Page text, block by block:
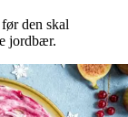
den skal
jordbær.